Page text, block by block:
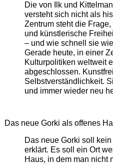
Die von Ilk und
versteht sich nicht als
Zentrum steht die
und künstlerische
– und wie schnell sie
Gerade heute, in einer
Kulturpolitiken weltweit
abgeschlossen.
Selbstverständlichkeit.
und immer wieder neu
Das neue Gorki als offenes
Das neue Gorki soll
erklärt. Es soll ein Ort
Haus, in dem man nicht